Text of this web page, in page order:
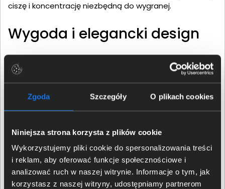
Zgoda Szczegóły O plikach cookies
Niniejsza strona korzysta z plików cookie
Wykorzystujemy pliki cookie do spersonalizowania treści
i reklam, aby oferować funkcje społecznościowe i
analizować ruch w naszej witrynie. Informacje o tym, jak
korzystasz z naszej witryny, udostępniamy partnerom
ciszę i koncentrację niezbędną do wygranej.
Wygoda i elegancki design
Laptop Lenovo Legion Pro 5i to połączenie agresywnej
stylistyki z funkcjonalnością klasy premium. Obudowa w
kolorze Eclipse Black posiada duże otwory wentylacyjne
z tyłu, co sprzyja lepszemu przepływowi powietrza i
utrzymaniu niskiej temperatury. Inteligentne
C, zapewnia wygodne podłączenie akcesoriów. Dzięki
temu klawiatura oraz podpórki pod nadgarstki
pozostają chłodne nawet przy długiej grze. Wysokiej
jakości aluminium, ekologiczne materiały i
energooszczędne rozwiązania podkreślają dbałość